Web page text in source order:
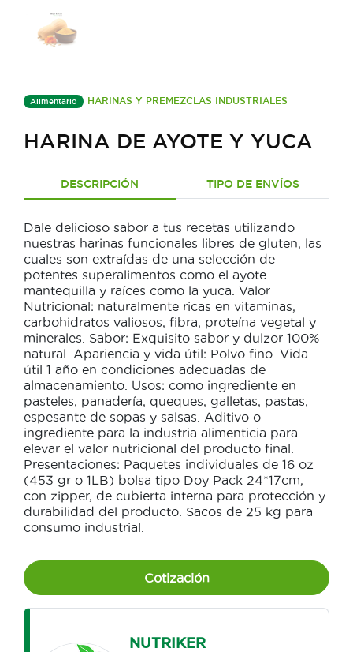
Alimentario HARINAS Y PREMEZCLAS INDUSTRIALES
HARINA DE AYOTE Y YUCA
DESCRIPCIÓN TIPO DE ENVÍOS
Dale delicioso sabor a tus recetas utilizando
nuestras harinas funcionales libres de gluten, las
cuales son extraídas de una selección de
potentes superalimentos como el ayote
mantequilla y raíces como la yuca. Valor
Nutricional: naturalmente ricas en vitaminas,
carbohidratos valiosos, fibra, proteína vegetal y
minerales. Sabor: Exquisito sabor y dulzor 100%
natural. Apariencia y vida útil: Polvo fino. Vida
útil 1 año en condiciones adecuadas de
almacenamiento. Usos: como ingrediente en
pasteles, panadería, queques, galletas, pastas,
espesante de sopas y salsas. Aditivo o
ingrediente para la industria alimenticia para
elevar el valor nutricional del producto final.
Presentaciones: Paquetes individuales de 16 oz
(453 gr o 1LB) bolsa tipo Doy Pack 24*17cm,
con zipper, de cubierta interna para protección y
durabilidad del producto. Sacos de 25 kg para
consumo industrial.
Cotización
NUTRIKER